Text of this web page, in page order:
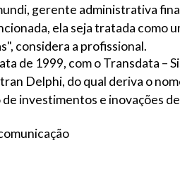
gerente administrativa
ela seja tratada como
considera a profissional.
de 1999, com o Transdata –
Delphi, do qual deriva o
de investimentos e inovações